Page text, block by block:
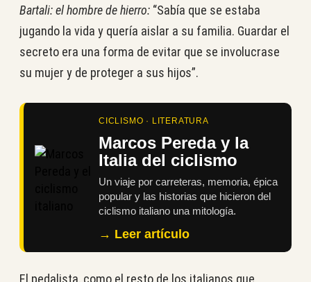
Bartali: el hombre de hierro: “Sabía que se estaba
jugando la vida y quería aislar a su familia. Guardar el
secreto era una forma de evitar que se involucrase
su mujer y de proteger a sus hijos”.
CICLISMO · LITERATURA
Marcos Pereda y la
Italia del ciclismo
Un viaje por carreteras, memoria, épica
popular y las historias que hicieron del
ciclismo italiano una mitología.
→ Leer artículo
El pedalista, como el resto de los italianos que